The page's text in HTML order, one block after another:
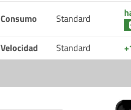
Consumo Standard
Velocidad
Standard